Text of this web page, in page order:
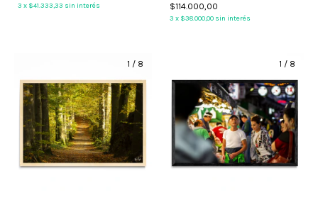
3 x $41.333,33 sin interés $114.000,00
3 x $38.000,00 sin interés
1 / 8 1 / 8